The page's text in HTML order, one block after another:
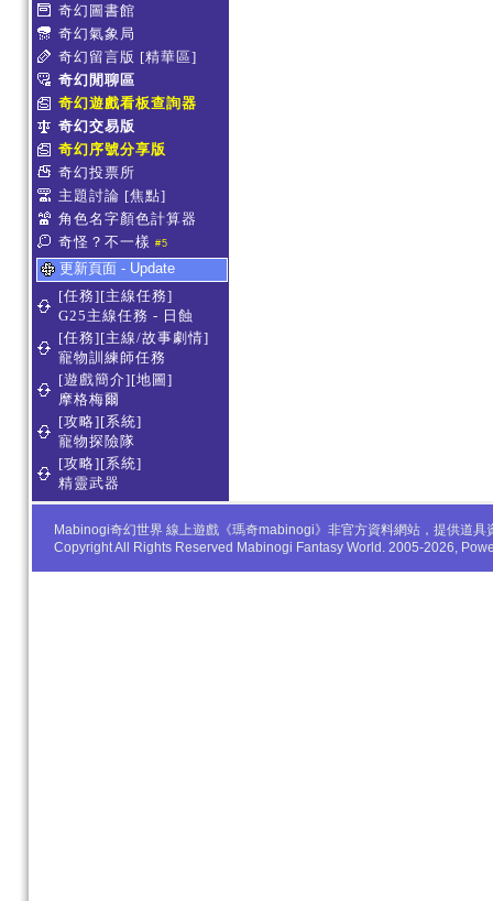
奇幻圖書館
奇幻氣象局
奇幻留言版 [精華區]
奇幻閒聊區
奇幻遊戲看板查詢器
奇幻交易版
奇幻序號分享版
奇幻投票所
主題討論 [焦點]
角色名字顏色計算器
奇怪？不一樣 #5
更新頁面 - Update
[任務][主線任務]
G25主線任務 - 日蝕
[任務][主線/故事劇情]
寵物訓練師任務
[遊戲簡介][地圖]
摩格梅爾
[攻略][系統]
寵物探險隊
[攻略][系統]
精靈武器
Mabinogi奇幻世界 線上遊戲《瑪奇mabinogi》非官方資料網站，提供道
Copyright All Rights Reserved Mabinogi Fantasy World. 2005-2026,